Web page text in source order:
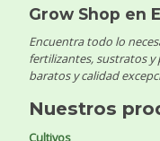
Grow Shop en
Encuentra todo lo
fertilizantes, sustratos y
baratos y calidad
Nuestros
Cultivos